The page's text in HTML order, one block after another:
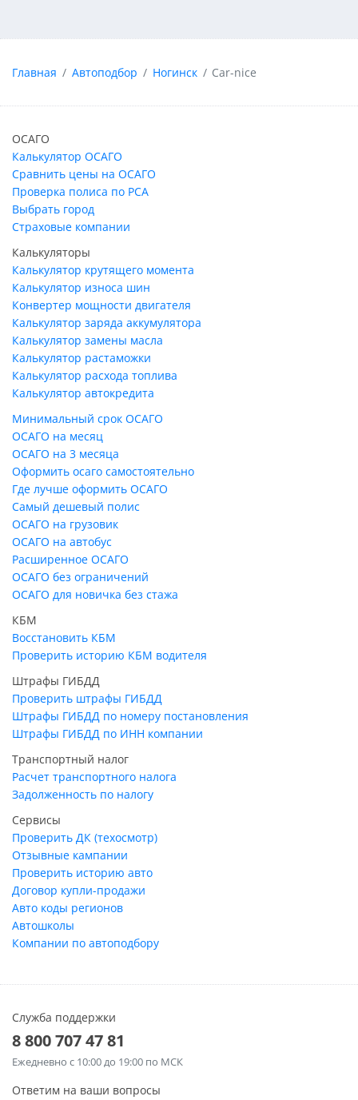
Главная Автоподбор Ногинск Car-nice
ОСАГО
Калькулятор ОСАГО
Сравнить цены на ОСАГО
Проверка полиса по РСА
Выбрать город
Страховые компании
Калькуляторы
Калькулятор крутящего момента
Калькулятор износа шин
Конвертер мощности двигателя
Калькулятор заряда аккумулятора
Калькулятор замены масла
Калькулятор растаможки
Калькулятор расхода топлива
Калькулятор автокредита
Минимальный срок ОСАГО
ОСАГО на месяц
ОСАГО на 3 месяца
Оформить осаго самостоятельно
Где лучше оформить ОСАГО
Самый дешевый полис
ОСАГО на грузовик
ОСАГО на автобус
Расширенное ОСАГО
ОСАГО без ограничений
ОСАГО для новичка без стажа
КБМ
Восстановить КБМ
Проверить историю КБМ водителя
Штрафы ГИБДД
Проверить штрафы ГИБДД
Штрафы ГИБДД по номеру постановления
Штрафы ГИБДД по ИНН компании
Транспортный налог
Расчет транспортного налога
Задолженность по налогу
Сервисы
Проверить ДК (техосмотр)
Отзывные кампании
Проверить историю авто
Договор купли-продажи
Авто коды регионов
Автошколы
Компании по автоподбору
Служба поддержки
8 800 707 47 81
Ежедневно с 10:00 до 19:00 по МСК
Ответим на ваши вопросы